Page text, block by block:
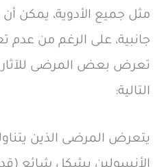
مثل جميع الأدوية، يمكن أن
جانبية، على الرغم من عدم
تعرض بعض المرضى للآثار
التالية:
يتعرض المرضى الذين